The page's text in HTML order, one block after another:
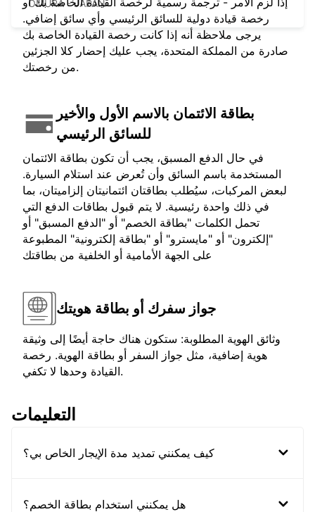
OMURA - JAPAN
رخصة قيادة دولية للسائق الرئيسي وأي سائق إضافي.
يرجى ملاحظة أنه إذا كانت رخصة القيادة الخاصة بك
صادرة من المملكة المتحدة، يجب عليك إحضار كلا الجزئين
من رخصتك.
بطاقة الائتمان بالاسم الأول والأخير
للسائق الرئيسي
في حال الدفع المسبق، يجب أن تكون بطاقة الائتمان
المستخدمة باسم السائق وأن تُعرض عند استلام السيارة.
لبعض المركبات، سيُطلب بطاقتان ائتمانيتان إلزاميتان، بما
في ذلك واحدة رئيسية. لا يتم قبول بطاقات الدفع التي
تحمل الكلمات "بطاقة الخصم" أو "الدفع المسبق" أو
"إلكترون" أو "مايسترو" أو "بطاقة إلكترونية" المطبوعة
على الجهة الأمامية أو الخلفية من بطاقتك
جواز سفرك أو بطاقة هويتك
وثائق الهوية المطلوبة: ستكون هناك حاجة أيضًا إلى وثيقة
هوية إضافية، مثل جواز السفر أو بطاقة الهوية. رخصة
القيادة وحدها لا تكفي.
التعليمات
كيف يمكنني تمديد مدة الإيجار الخاص بي؟
هل يمكنني استخدام بطاقة الخصم؟